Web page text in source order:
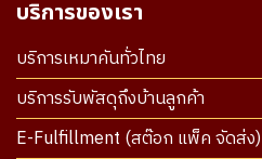
บริการของเรา
บริการเหมาคันทั่วไทย
บริการรับพัสดุถึงบ้านลูกค้า
E-Fulfillment (สต๊อก แพ็ค จัดส่ง)